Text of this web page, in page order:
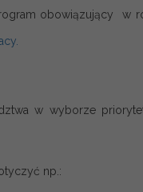
obowiązujący w
w wyborze
np.: